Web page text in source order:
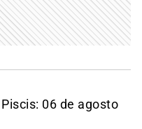
06 de agosto